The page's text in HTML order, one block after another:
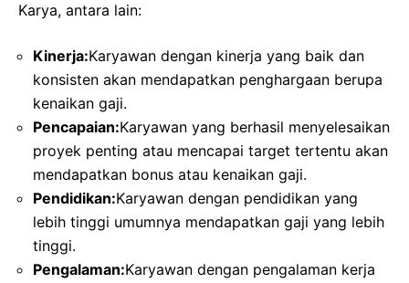
Karya, antara lain:
Kinerja:Karyawan dengan kinerja yang baik dan
konsisten akan mendapatkan penghargaan berupa
kenaikan gaji.
Pencapaian:Karyawan yang berhasil menyelesaikan
proyek penting atau mencapai target tertentu akan
mendapatkan bonus atau kenaikan gaji.
Pendidikan:Karyawan dengan pendidikan yang
lebih tinggi umumnya mendapatkan gaji yang lebih
tinggi.
Pengalaman:Karyawan dengan pengalaman kerja